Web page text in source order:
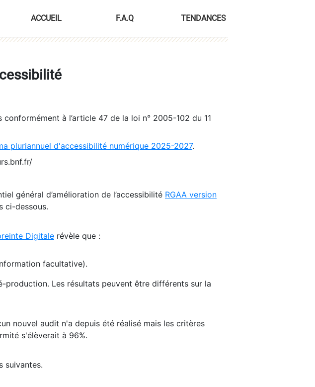
ACCUEIL F.A.Q TENDANCES
à l’article 47 de la loi n° 2005-102 du 11
pluriannuel d'accessibilité numérique 2025-2027.
général d’amélioration de l’accessibilité RGAA version
ci-dessous.
Digitale révèle que :
facultative).
production. Les résultats peuvent être différents sur la
nouvel audit n'a depuis été réalisé mais les critères
s'élèverait à 96%.
suivantes.